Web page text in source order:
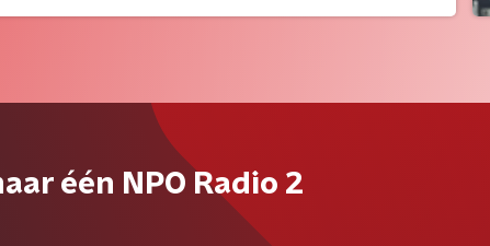
één NPO Radio 2